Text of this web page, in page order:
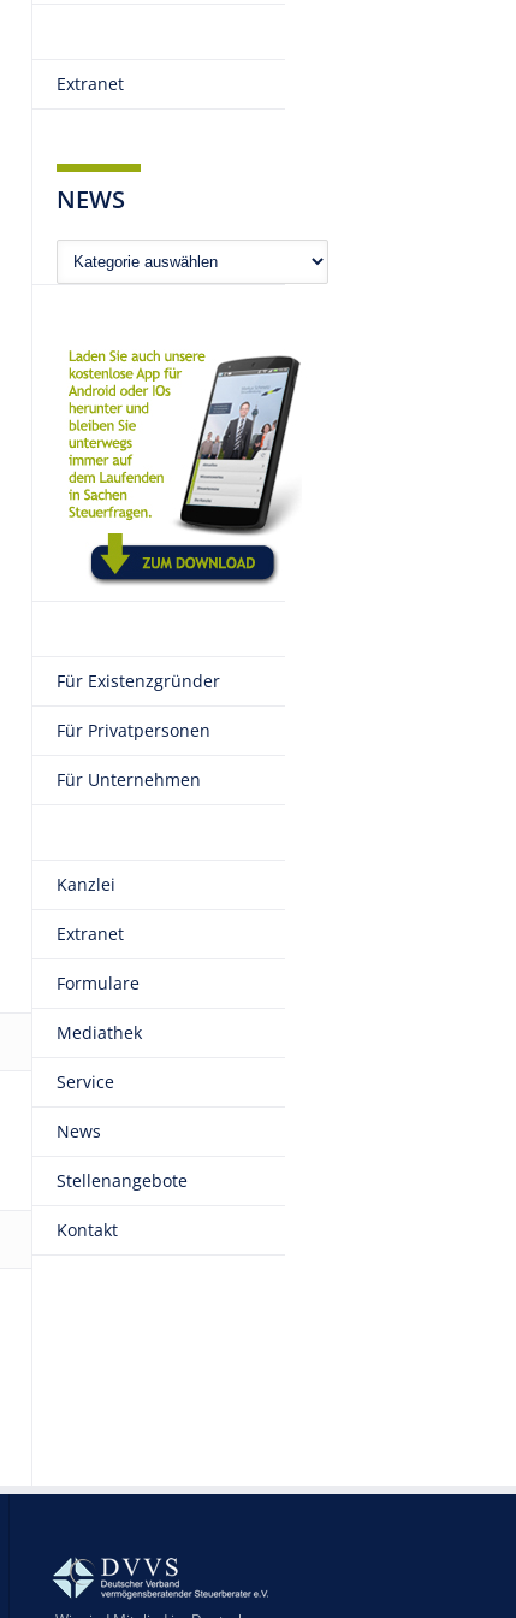
Extranet
NEWS
News
Für Existenzgründer
Für Privatpersonen
Für Unternehmen
Kanzlei
Extranet
Formulare
Mediathek
Service
News
Stellenangebote
Kontakt